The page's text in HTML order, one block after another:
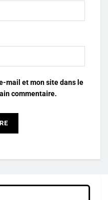
mail et mon site dans le
commentaire.